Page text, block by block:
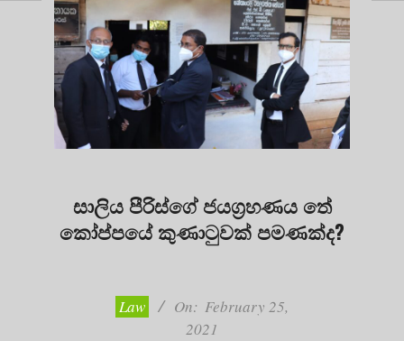
සාලිය පීරිස්ගේ ජයග්‍රහණය තේ
කෝප්පයේ කුණාටුවක් පමණක්ද?
Law On: February 25,
2021